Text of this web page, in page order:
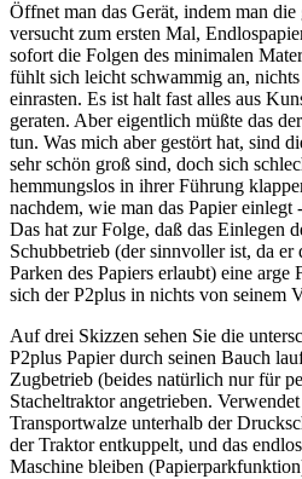
Öffnet man das Gerät, indem man
versucht zum ersten Mal,
sofort die Folgen des minimalen
fühlt sich leicht schwammig an,
einrasten. Es ist halt fast alles aus
geraten. Aber eigentlich müßte das
tun. Was mich aber gestört hat, sind
sehr schön groß sind, doch sich
hemmungslos in ihrer Führung
nachdem, wie man das Papier
Das hat zur Folge, daß das Einlegen
Schubbetrieb (der sinnvoller ist, da
Parken des Papiers erlaubt) eine
sich der P2plus in nichts von seinem
Auf drei Skizzen sehen Sie die
P2plus Papier durch seinen Bauch
Zugbetrieb (beides natürlich nur für
Stacheltraktor angetrieben.
Transportwalze unterhalb der
der Traktor entkuppelt, und das
Maschine bleiben